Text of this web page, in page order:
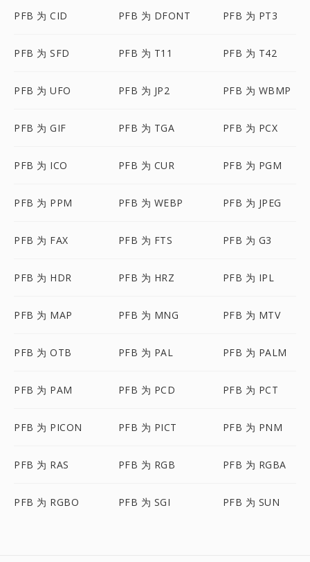
PFB 为 CID PFB 为 DFONT PFB 为 PT3
PFB 为 SFD PFB 为 T11 PFB 为 T42
PFB 为 UFO PFB 为 JP2 PFB 为 WBMP
PFB 为 GIF PFB 为 TGA PFB 为 PCX
PFB 为 ICO PFB 为 CUR PFB 为 PGM
PFB 为 PPM PFB 为 WEBP PFB 为 JPEG
PFB 为 FAX PFB 为 FTS PFB 为 G3
PFB 为 HDR PFB 为 HRZ PFB 为 IPL
PFB 为 MAP PFB 为 MNG PFB 为 MTV
PFB 为 OTB PFB 为 PAL PFB 为 PALM
PFB 为 PAM PFB 为 PCD PFB 为 PCT
PFB 为 PICON PFB 为 PICT PFB 为 PNM
PFB 为 RAS PFB 为 RGB PFB 为 RGBA
PFB 为 RGBO PFB 为 SGI PFB 为 SUN